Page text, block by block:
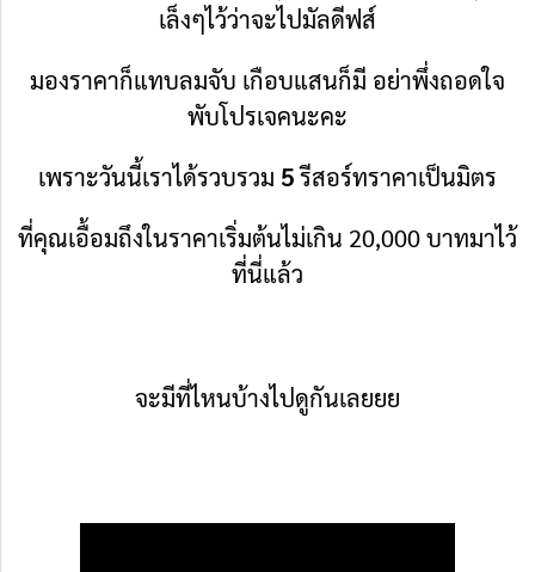
เล็งๆไว้ว่าจะไปมัลดีฟส์
มองราคาก็แทบลมจับ เกือบแสนก็มี อย่าพึ่งถอดใจ
พับโปรเจคนะคะ
เพราะวันนี้เราได้รวบรวม 5รีสอร์ทราคาเป็นมิตร
ที่คุณเอื้อมถึงในราคาเริ่มต้นไม่เกิน 20,000 บาทมาไว้
ที่นี่แล้ว
จะมีที่ไหนบ้างไปดูกันเลยยย